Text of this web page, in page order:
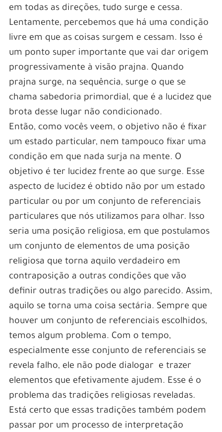
em todas as direções, tudo surge e cessa.
Lentamente, percebemos que há uma condição
livre em que as coisas surgem e cessam. Isso é
um ponto super importante que vai dar origem
progressivamente à visão prajna. Quando
prajna surge, na sequência, surge o que se
chama sabedoria primordial, que é a lucidez que
brota desse lugar não condicionado.
Então, como vocês veem, o objetivo não é fixar
um estado particular, nem tampouco fixar uma
condição em que nada surja na mente. O
objetivo é ter lucidez frente ao que surge. Esse
aspecto de lucidez é obtido não por um estado
particular ou por um conjunto de referenciais
particulares que nós utilizamos para olhar. Isso
seria uma posição religiosa, em que postulamos
um conjunto de elementos de uma posição
religiosa que torna aquilo verdadeiro em
contraposição a outras condições que vão
definir outras tradições ou algo parecido. Assim,
aquilo se torna uma coisa sectária. Sempre que
houver um conjunto de referenciais escolhidos,
temos algum problema. Com o tempo,
especialmente esse conjunto de referenciais se
revela falho, ele não pode dialogar e trazer
elementos que efetivamente ajudem. Esse é o
problema das tradições religiosas reveladas.
Está certo que essas tradições também podem
passar por um processo de interpretação